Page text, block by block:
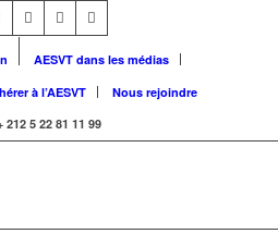
AESVT dans les médias
à l’AESVT
Nous rejoindre
212 5 22 81 11 99